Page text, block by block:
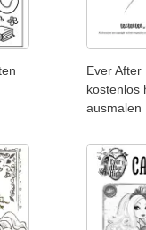
Ever After
kostenlos
ausmalen